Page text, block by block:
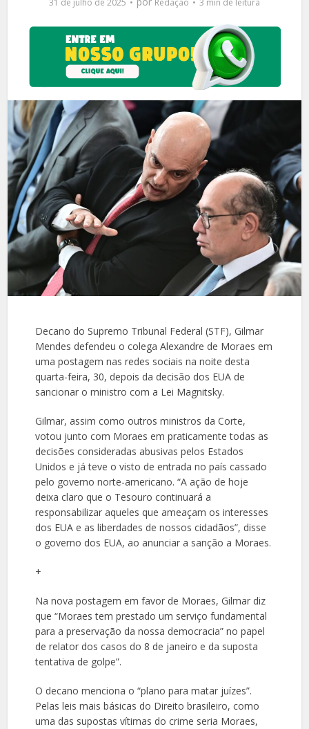
Decano do Supremo Tribunal Federal (STF), Gilmar
Mendes defendeu o colega Alexandre de Moraes em
uma postagem nas redes sociais na noite desta
quarta-feira, 30, depois da decisão dos EUA de
sancionar o ministro com a Lei Magnitsky.
Gilmar, assim como outros ministros da Corte,
votou junto com Moraes em praticamente todas as
decisões consideradas abusivas pelos Estados
Unidos e já teve o visto de entrada no país cassado
pelo governo norte-americano. “A ação de hoje
deixa claro que o Tesouro continuará a
responsabilizar aqueles que ameaçam os interesses
dos EUA e as liberdades de nossos cidadãos”, disse
o governo dos EUA, ao anunciar a sanção a Moraes.
+
Na nova postagem em favor de Moraes, Gilmar diz
que “Moraes tem prestado um serviço fundamental
para a preservação da nossa democracia” no papel
de relator dos casos do 8 de janeiro e da suposta
tentativa de golpe”.
O decano menciona o “plano para matar juízes”.
Pelas leis mais básicas do Direito brasileiro, como
uma das supostas vítimas do crime seria Moraes,